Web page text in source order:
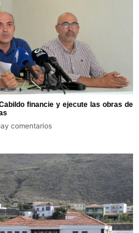
financie y ejecute las obras de
comentarios